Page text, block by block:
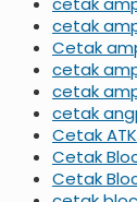
cetak
Cetak
cetak
cetak
cetak
Cetak ATK
Cetak
Cetak